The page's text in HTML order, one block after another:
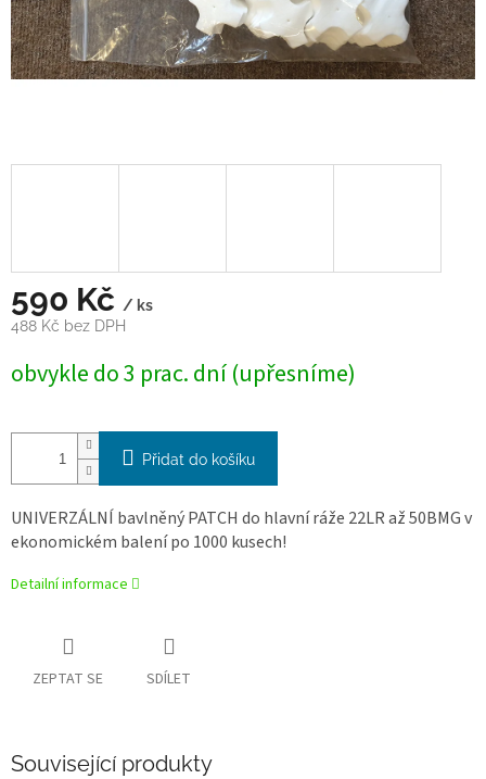
590 Kč / ks
488 Kč bez DPH
cena:
obvykle do 3 prac. dní (upřesníme)
Přidat do košíku
UNIVERZÁLNÍ bavlněný PATCH do hlavní ráže 22LR až 50BMG v
ekonomickém balení po 1000 kusech!
Detailní informace
ZEPTAT SE SDÍLET
Související produkty